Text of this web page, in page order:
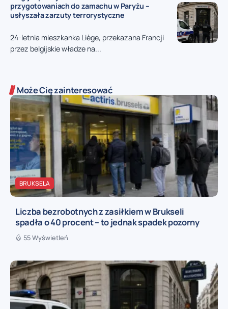
przygotowaniach do zamachu w Paryżu –
usłyszała zarzuty terrorystyczne
24-letnia mieszkanka Liège, przekazana Francji
przez belgijskie władze na...
Może Cię zainteresować
BRUKSELA
Liczba bezrobotnych z zasiłkiem w Brukseli
spadła o 40 procent – to jednak spadek pozorny
55 Wyświetleń